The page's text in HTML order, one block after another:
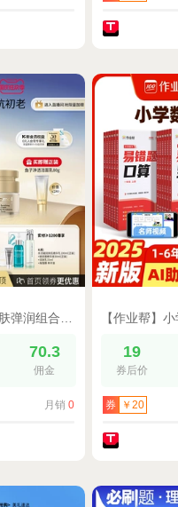
70.3
佣金
月销 0
19
券后价
券 ￥20